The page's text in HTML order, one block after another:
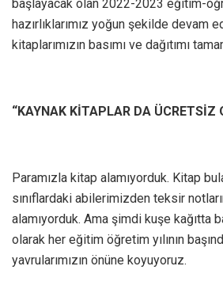
başlayacak olan 2022-2023 eğitim-
hazırlıklarımız yoğun şekilde devam
kitaplarımızın basımı ve dağıtımı
“KAYNAK KİTAPLAR DA ÜCRETSİZ
Paramızla kitap alamıyorduk. Kitap
sınıflardaki abilerimizden teksir
alamıyorduk. Ama şimdi kuşe kağıtta
olarak her eğitim öğretim yılının
yavrularımızın önüne koyuyoruz.